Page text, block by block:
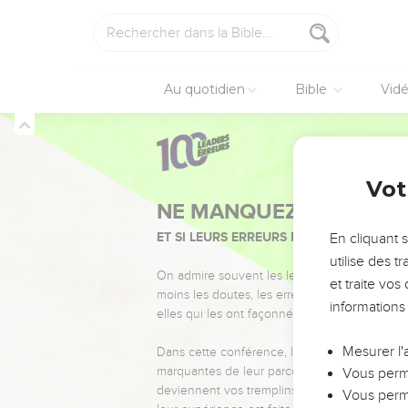
Au quotidien Bible
NE MANQUEZ PAS
ET SI LEURS ERREURS POUVAIENT VOUS
On admire souvent les leaders pour leurs
moins les doutes, les erreurs et les saisons
elles qui les ont façonnés.
Dans cette conférence, leaders,
marquantes de leur parcours et les clés
deviennent vos tremplins. Que vous
En cliquant
utilise des
et traite vos
Mesurer
Vous
Vous